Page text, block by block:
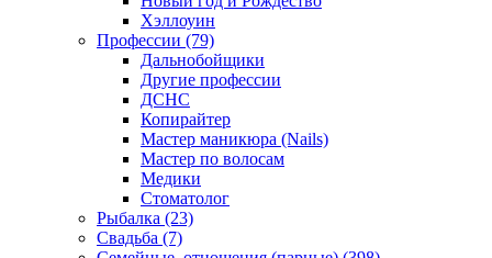
Хэллоуин
Профессии (79)
Дальнобойщики
Другие профессии
ДСНС
Копирайтер
Мастер маникюра (Nails)
Мастер по волосам
Медики
Стоматолог
Рыбалка (23)
Свадьба (7)